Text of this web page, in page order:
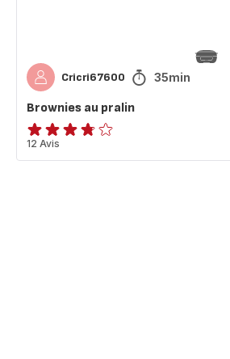
Cricri67600 35min
Brownies au pralin
ratings.3.7
12 Avis